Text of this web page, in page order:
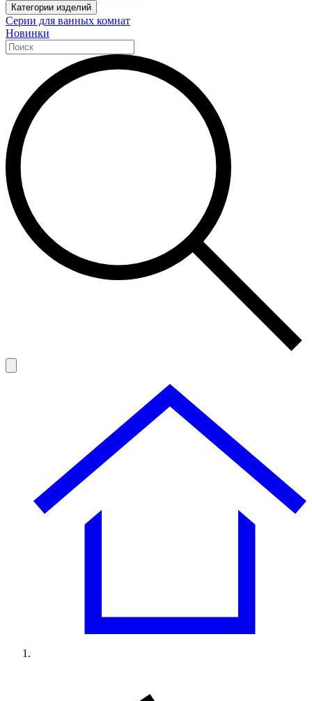
Категории изделий
Серии для ванных комнат
Новинки